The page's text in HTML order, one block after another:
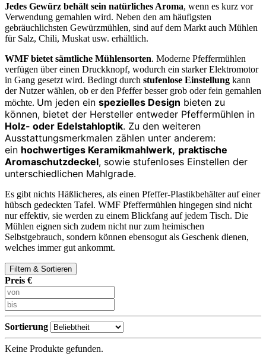
Jedes Gewürz behält sein natürliches Aroma, wenn es kurz vor
Verwendung gemahlen wird. Neben den am häufigsten
gebräuchlichsten Gewürzmühlen, sind auf dem Markt auch Mühlen
für Salz, Chili, Muskat usw. erhältlich.
WMF bietet sämtliche Mühlensorten. Moderne Pfeffermühlen
verfügen über einen Druckknopf, wodurch ein starker Elektromotor
in Gang gesetzt wird. Bedingt durch stufenlose Einstellung kann
der Nutzer wählen, ob er den Pfeffer besser grob oder fein gemahlen
möchte. Um jeden ein spezielles Design bieten zu
können, bietet der Hersteller entweder Pfeffermühlen in
Holz- oder Edelstahloptik. Zu den weiteren
Ausstattungsmerkmalen zählen unter anderem:
ein hochwertiges Keramikmahlwerk, praktische
Aromaschutzdeckel, sowie stufenloses Einstellen der
unterschiedlichen Mahlgrade.
Es gibt nichts Häßlicheres, als einen Pfeffer-Plastikbehälter auf einer
hübsch gedeckten Tafel. WMF Pfeffermühlen hingegen sind nicht
nur effektiv, sie werden zu einem Blickfang auf jedem Tisch. Die
Mühlen eignen sich zudem nicht nur zum heimischen
Selbstgebrauch, sondern können ebensogut als Geschenk dienen,
welches immer gut ankommt.
Filtern & Sortieren
Preis €
Sortierung
Keine Produkte gefunden.